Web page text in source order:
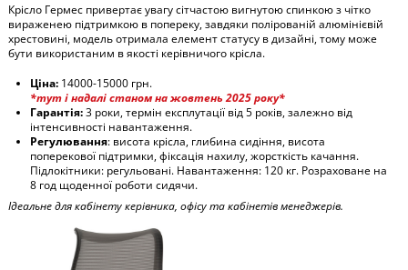
Крісло Гермес привертає увагу сітчастою вигнутою спинкою з чітко
вираженею підтримкою в попереку, завдяки полірованій алюмінієвій
хрестовині, модель отримала елемент статусу в дизайні, тому може
бути використаним в якості керівничого крісла.
Ціна: 14000-15000 грн.
*тут і надалі станом на жовтень 2025 року*
Гарантія:3 роки, термін експлутації від 5 років, залежно від
інтенсивності навантаження.
Регулювання: висота крісла, глибина сидіння, висота
поперекової підтримки, фіксація нахилу, жорсткість качання.
Підлокітники: регульовані. Навантаження: 120 кг. Розраховане на
8 год щоденної роботи сидячи.
Ідеальне для кабінету керівника, офісу та кабінетів менеджерів.